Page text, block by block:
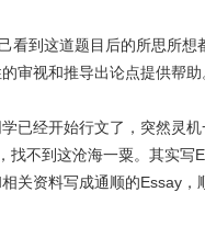
看到这道题目后的所思所想
审视和推导出论点提供帮助
已经开始行文了，突然灵机
找不到这沧海一粟。其实写
关资料写成通顺的Essay，